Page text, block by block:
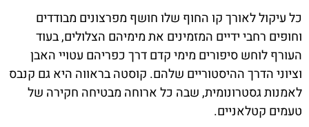
כל עיקול לאורך קו החוף שלו חושף מפרצונים מבודדים
וחופים רחבי ידיים המזמינים את מימיהם הצלולים, בעוד
העורף לוחש סיפורים מימי קדם דרך כפריהם עטויי האבן
וציוני הדרך ההיסטוריים שלהם. קוסטה בראווה היא גם קנבס
לאמנות גסטרונומית, שבה כל ארוחה מבטיחה חקירה של
טעמים קטלאניים.